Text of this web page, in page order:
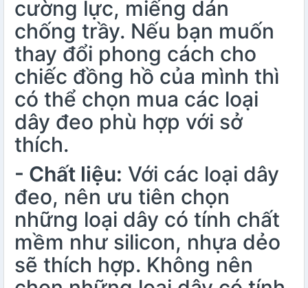
cường lực, miếng dán
chống trầy. Nếu bạn muốn
thay đổi phong cách cho
chiếc đồng hồ của mình thì
có thể chọn mua các loại
dây đeo phù hợp với sở
thích.
- Chất liệu: Với các loại dây
đeo, nên ưu tiên chọn
những loại dây có tính chất
mềm như silicon, nhựa dẻo
sẽ thích hợp. Không nên